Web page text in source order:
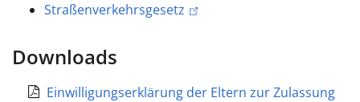
Straßenverkehrsgesetz
Downloads
Einwilligungserklärung der Eltern zur Zulassung